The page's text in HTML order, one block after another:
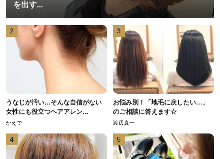
を出す...
2
うなじが汚い…そんな自信がない
女性にも役立つヘアアレン...
かえで
3
お悩み別！「地毛に戻したい…」
のご相談に答えます☆
渡辺真一
4 5